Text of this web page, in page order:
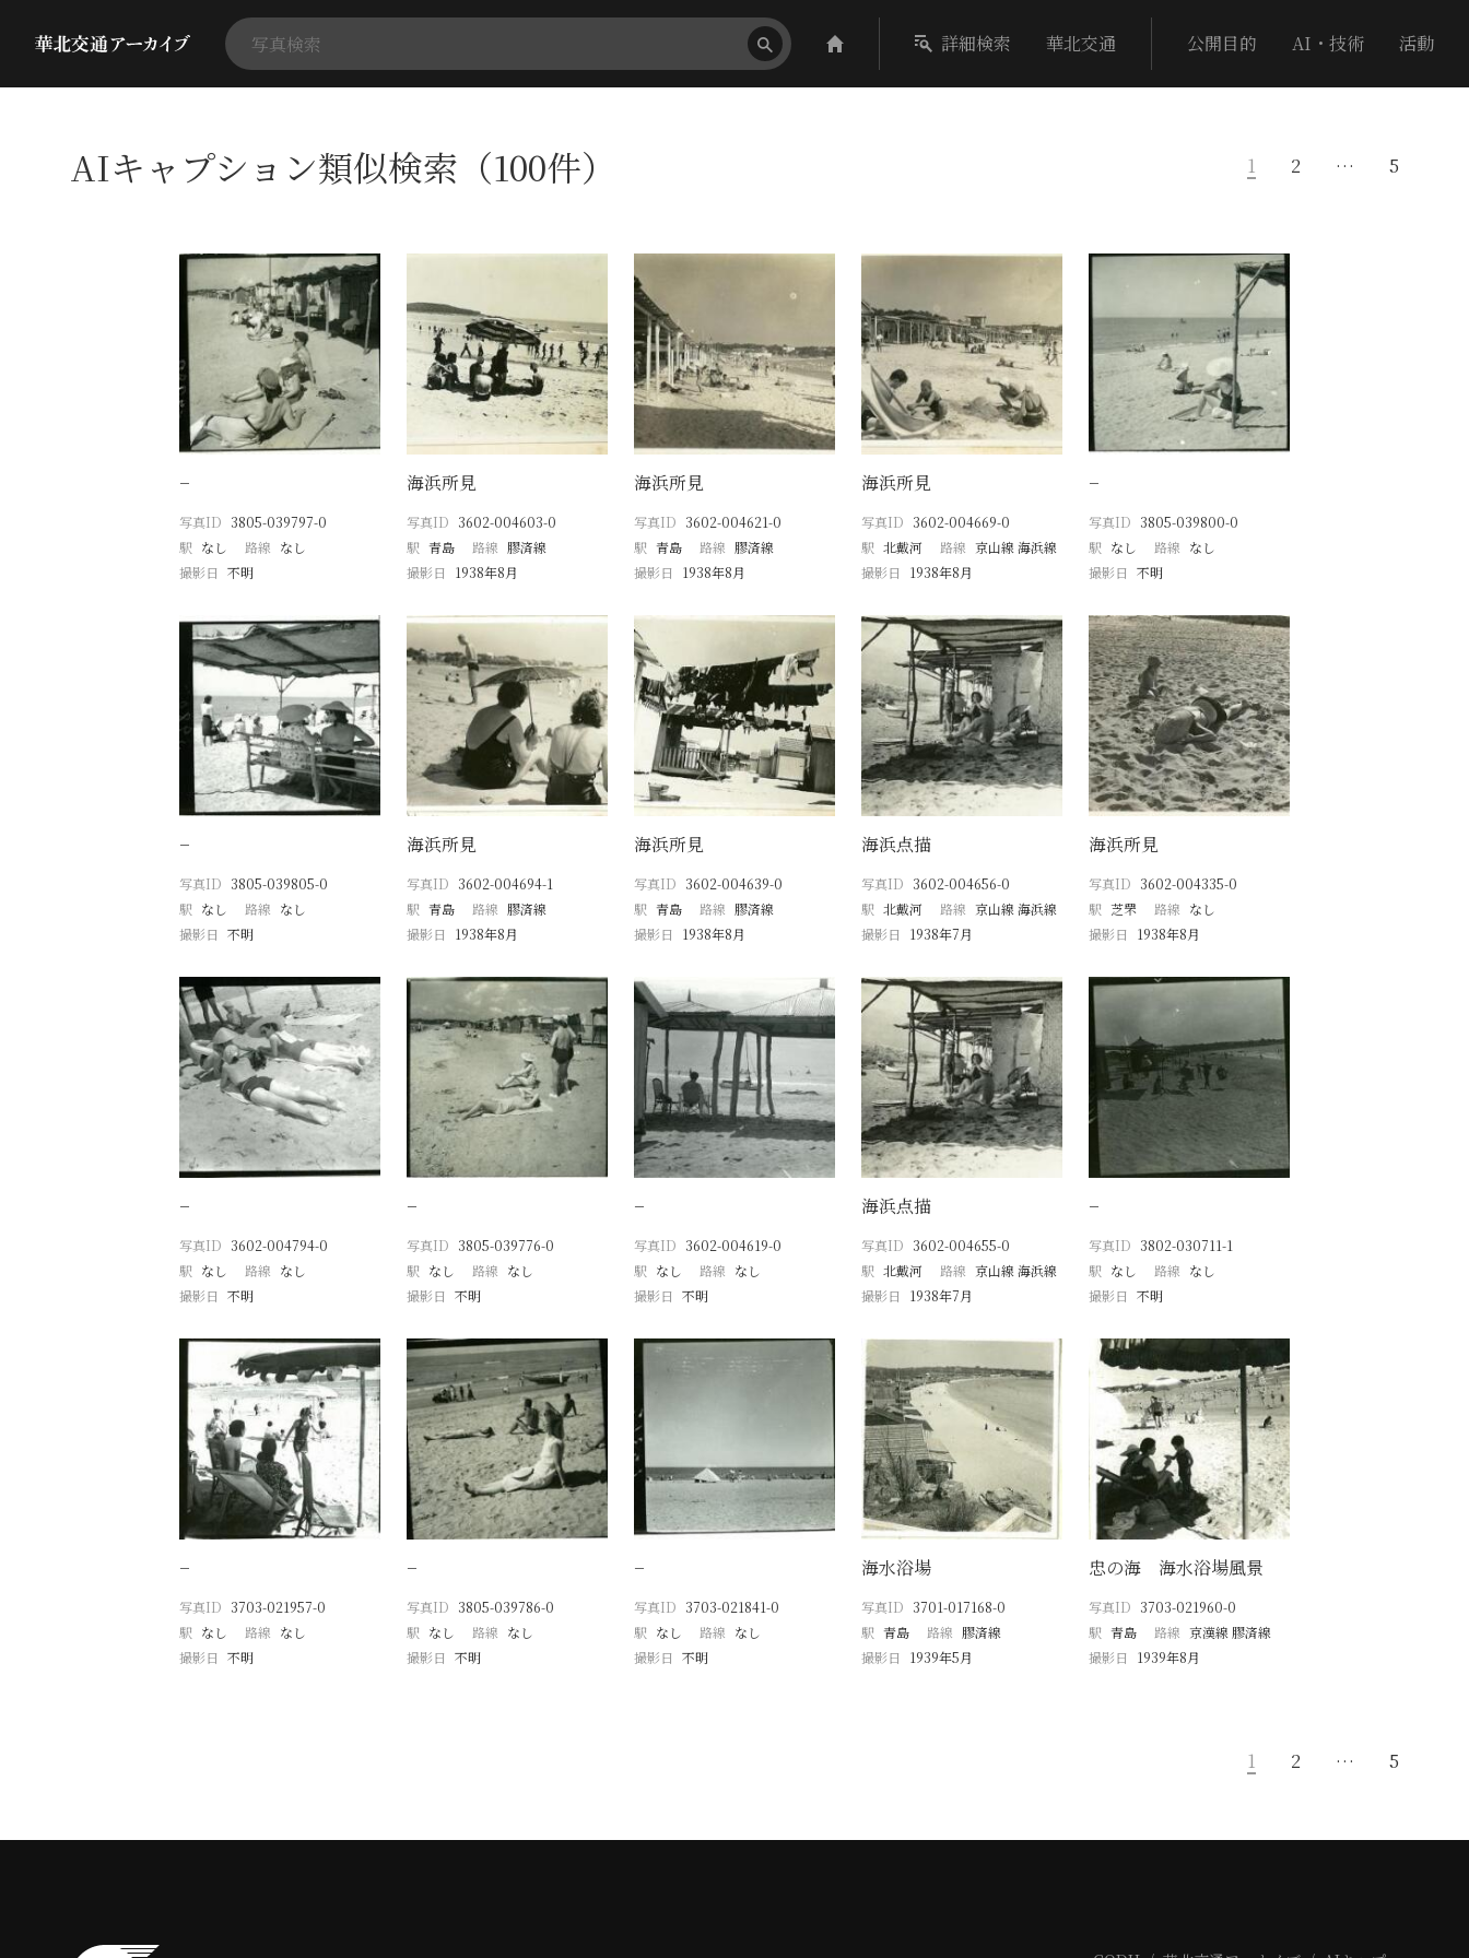
詳細検索 華北交通 公開目的 AI・技術 活動
AIキャプション類似検索（100件） 1 2 … 5
−
写真ID 3805-039797-0
駅 なし 路線 なし
撮影日 不明
海浜所見
写真ID 3602-004603-0
駅 青島 路線 膠済線
撮影日
1938年8月
海浜所見
写真ID 3602-004621-0
駅 青島 路線 膠済線
撮影日
1938年8月
海浜所見
写真ID 3602-004669-0
駅 北戴河 路線 京山線 海浜線
撮影日
1938年8月
−
写真ID 3805-039800-0
駅 なし 路線 なし
撮影日 不明
−
写真ID 3805-039805-0
駅 なし 路線 なし
撮影日 不明
海浜所見
写真ID 3602-004694-1
駅 青島 路線 膠済線
撮影日
1938年8月
海浜所見
写真ID 3602-004639-0
駅 青島 路線 膠済線
撮影日
1938年8月
海浜点描
写真ID 3602-004656-0
駅 北戴河 路線 京山線 海浜線
撮影日
1938年7月
海浜所見
写真ID 3602-004335-0
駅 芝罘 路線 なし
撮影日
1938年8月
−
写真ID 3602-004794-0
駅 なし 路線 なし
撮影日 不明
−
写真ID 3805-039776-0
駅 なし 路線 なし
撮影日 不明
−
写真ID 3602-004619-0
駅 なし 路線 なし
撮影日 不明
海浜点描
写真ID 3602-004655-0
駅 北戴河 路線 京山線 海浜線
撮影日
1938年7月
−
写真ID 3802-030711-1
駅 なし 路線 なし
撮影日 不明
−
写真ID 3703-021957-0
駅 なし 路線 なし
撮影日 不明
−
写真ID 3805-039786-0
駅 なし 路線 なし
撮影日 不明
−
写真ID 3703-021841-0
駅 なし 路線 なし
撮影日 不明
海水浴場
写真ID 3701-017168-0
駅 青島 路線 膠済線
撮影日
1939年5月
忠の海 海水浴場風景
写真ID 3703-021960-0
駅 青島 路線 京漢線 膠済線
撮影日
1939年8月
1 2 … 5